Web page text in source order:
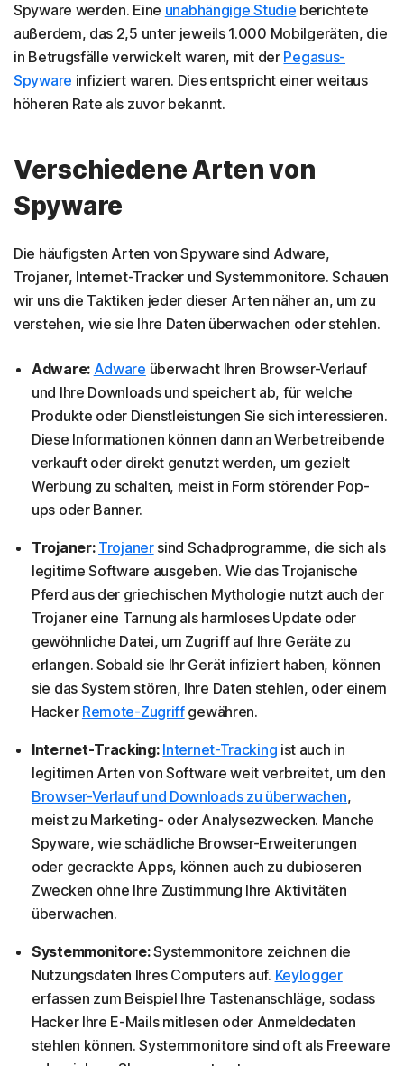
Spyware werden. Eine unabhängige Studie berichtete
außerdem, das 2,5 unter jeweils 1.000 Mobilgeräten, die
in Betrugsfälle verwickelt waren, mit der Pegasus-
Spyware infiziert waren. Dies entspricht einer weitaus
höheren Rate als zuvor bekannt.
Verschiedene Arten von
Spyware
Die häufigsten Arten von Spyware sind Adware,
Trojaner, Internet-Tracker und Systemmonitore. Schauen
wir uns die Taktiken jeder dieser Arten näher an, um zu
verstehen, wie sie Ihre Daten überwachen oder stehlen.
Adware: Adware überwacht Ihren Browser-Verlauf
und Ihre Downloads und speichert ab, für welche
Produkte oder Dienstleistungen Sie sich interessieren.
Diese Informationen können dann an Werbetreibende
verkauft oder direkt genutzt werden, um gezielt
Werbung zu schalten, meist in Form störender Pop-
ups oder Banner.
Trojaner: Trojanersind Schadprogramme, die sich als
legitime Software ausgeben. Wie das Trojanische
Pferd aus der griechischen Mythologie nutzt auch der
Trojaner eine Tarnung als harmloses Update oder
gewöhnliche Datei, um Zugriff auf Ihre Geräte zu
erlangen. Sobald sie Ihr Gerät infiziert haben, können
sie das System stören, Ihre Daten stehlen, oder einem
Hacker Remote-Zugriffgewähren.
Internet-Tracking: Internet-Tracking ist auch in
legitimen Arten von Software weit verbreitet, um den
Browser-Verlauf und Downloads zu überwachen,
meist zu Marketing- oder Analysezwecken. Manche
Spyware, wie schädliche Browser-Erweiterungen
oder gecrackte Apps, können auch zu dubioseren
Zwecken ohne Ihre Zustimmung Ihre Aktivitäten
überwachen.
Systemmonitore:Systemmonitore zeichnen die
Nutzungsdaten Ihres Computers auf. Keylogger
erfassen zum Beispiel Ihre Tastenanschläge, sodass
Hacker Ihre E-Mails mitlesen oder Anmeldedaten
stehlen können. Systemmonitore sind oft als Freeware